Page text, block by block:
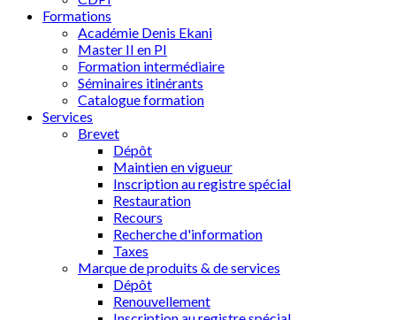
Formations
Académie Denis Ekani
Master II en PI
Formation intermédiaire
Séminaires itinérants
Catalogue formation
Services
Brevet
Dépôt
Maintien en vigueur
Inscription au registre spécial
Restauration
Recours
Recherche d'information
Taxes
Marque de produits & de services
Dépôt
Renouvellement